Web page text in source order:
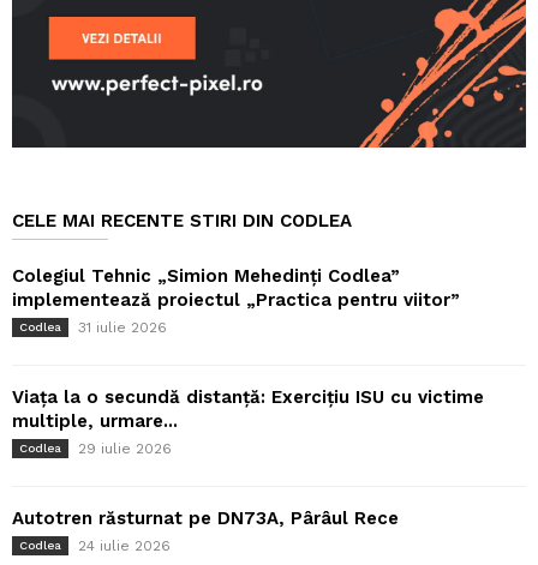
CELE MAI RECENTE STIRI DIN CODLEA
Colegiul Tehnic „Simion Mehedinți Codlea”
implementează proiectul „Practica pentru viitor”
Codlea 31 iulie 2026
Viața la o secundă distanță: Exercițiu ISU cu victime
multiple, urmare...
Codlea 29 iulie 2026
Autotren răsturnat pe DN73A, Pârâul Rece
Codlea 24 iulie 2026